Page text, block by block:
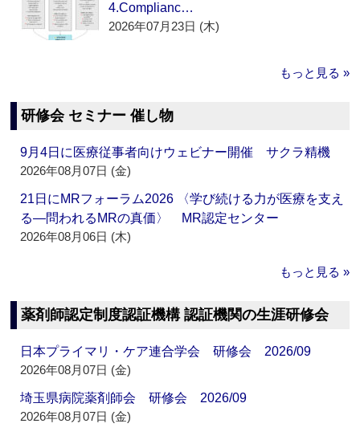
4.Complianc…
2026年07月23日 (木)
もっと見る »
研修会 セミナー 催し物
9月4日に医療従事者向けウェビナー開催 サクラ精機
2026年08月07日 (金)
21日にMRフォーラム2026 〈学び続ける力が医療を支え
る―問われるMRの真価〉 MR認定センター
2026年08月06日 (木)
もっと見る »
薬剤師認定制度認証機構 認証機関の生涯研修会
日本プライマリ・ケア連合学会 研修会 2026/09
2026年08月07日 (金)
埼玉県病院薬剤師会 研修会 2026/09
2026年08月07日 (金)